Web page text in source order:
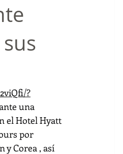
?
una
el Hotel Hyatt
por
y Corea , así